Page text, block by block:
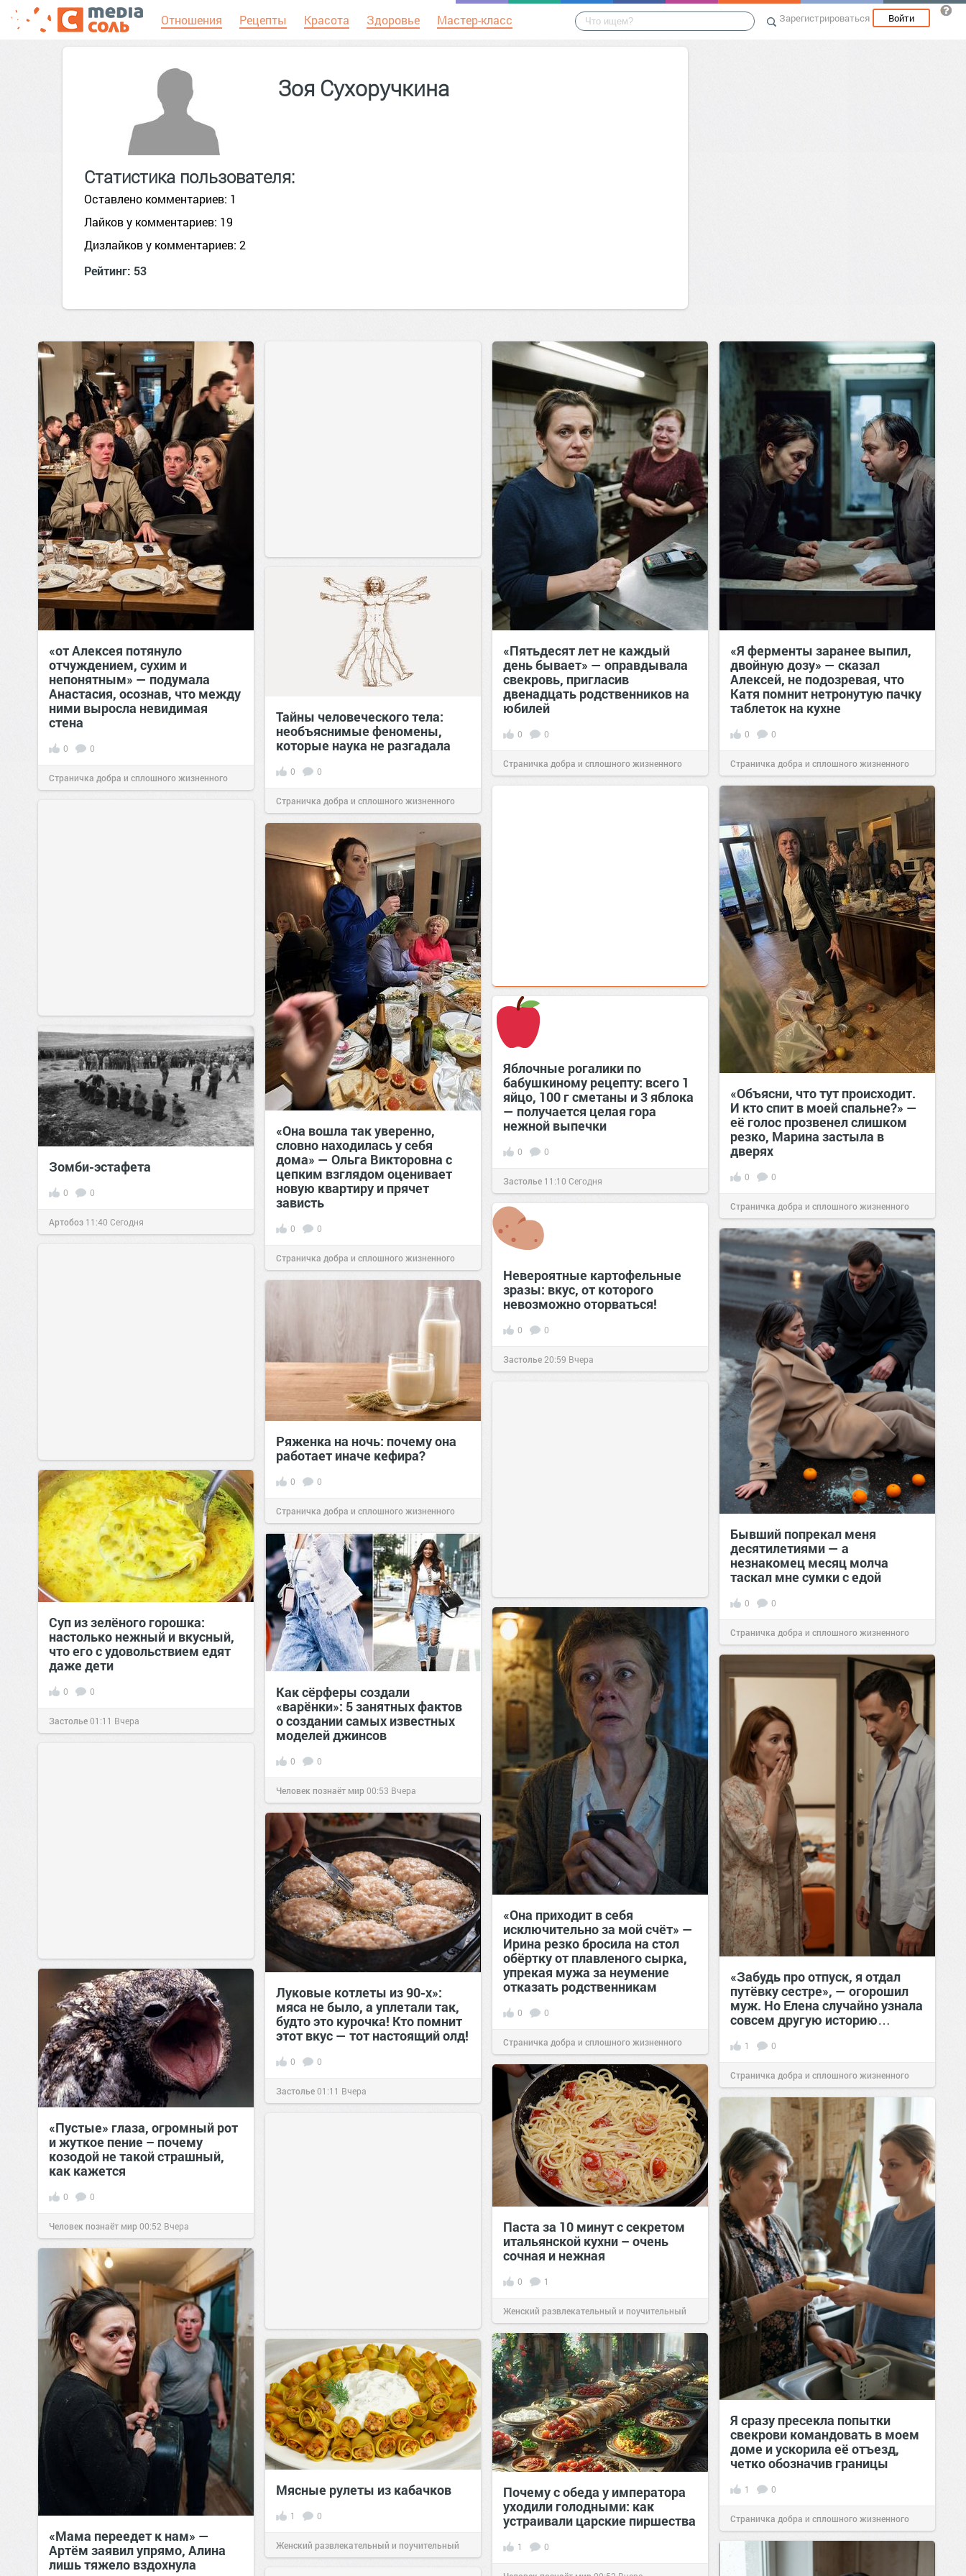
Отношения Рецепты Красота Здоровье Мастер-класс Зарегистрироваться Войти
Зоя Сухоручкина
Статистика пользователя:
Оставлено комментариев: 1
Лайков у комментариев: 19
Дизлайков у комментариев: 2
Рейтинг: 53
«от Алексея потянуло
отчуждением, сухим и
непонятным» — подумала
Анастасия, осознав, что между
ними выросла невидимая
стена
0 0
Страничка добра и сплошного жизненного
«Пятьдесят лет не каждый
день бывает» — оправдывала
свекровь, пригласив
двенадцать родственников на
юбилей
0 0
Страничка добра и сплошного жизненного
позитива! 09:38 Сегодня
«Я ферменты заранее выпил,
двойную дозу» — сказал
Алексей, не подозревая, что
Катя помнит нетронутую пачку
таблеток на кухне
0 0
Страничка добра и сплошного жизненного
позитива!07:38Сегодня
Тайны человеческого тела:
необъяснимые феномены,
которые наука не разгадала
0 0
Страничка добра и сплошного жизненного
позитива!11:38Сегодня
«Объясни, что тут происходит.
И кто спит в моей спальне?» —
её голос прозвенел слишком
резко, Марина застыла в
дверях
0 0
Страничка добра и сплошного жизненного
позитива!11:38Сегодня
«Она вошла так уверенно,
словно находилась у себя
дома» — Ольга Викторовна с
цепким взглядом оценивает
новую квартиру и прячет
зависть
0 0
Страничка добра и сплошного жизненного
позитива!11:38Сегодня
Яблочные рогалики по
бабушкиному рецепту: всего 1
яйцо, 100 г сметаны и 3 яблока
— получается целая гора
нежной выпечки
0 0
Застолье 11:10 Сегодня
Зомби-эстафета
0 0
Артобоз 11:40 Сегодня
Невероятные картофельные
зразы: вкус, от которого
невозможно оторваться!
0 0
Застолье 20:59 Вчера
Бывший попрекал меня
десятилетиями — а
незнакомец месяц молча
таскал мне сумки с едой
0 0
Страничка добра и сплошного жизненного
позитива!00:28Вчера
Ряженка на ночь: почему она
работает иначе кефира?
0 0
Страничка добра и сплошного жизненного
позитива!00:28Вчера
Суп из зелёного горошка:
настолько нежный и вкусный,
что его с удовольствием едят
даже дети
0 0
Застолье01:11 Вчера
Как сёрферы создали
«варёнки»: 5 занятных фактов
о создании самых известных
моделей джинсов
0 0
Человек познаёт мир00:53 Вчера
«Она приходит в себя
исключительно за мой счёт» —
Ирина резко бросила на стол
обёртку от плавленого сырка,
упрекая мужа за неумение
отказать родственникам
0 0
Страничка добра и сплошного жизненного
позитива!00:28Вчера
«Забудь про отпуск, я отдал
путёвку сестре», — огорошил
муж. Но Елена случайно узнала
совсем другую историю…
1 0
Страничка добра и сплошного жизненного
позитива!00:28Вчера
Луковые котлеты из 90-х»:
мяса не было, а уплетали так,
будто это курочка! Кто помнит
этот вкус — тот настоящий олд!
0 0
Застолье01:11 Вчера
«Пустые» глаза, огромный рот
и жуткое пение – почему
козодой не такой страшный,
как кажется
0 0
Человек познаёт мир00:52 Вчера
Паста за 10 минут с секретом
итальянской кухни – очень
сочная и нежная
0 1
Женский развлекательный и поучительный
сайт.23:4006 авг 2026
Я сразу пресекла попытки
свекрови командовать в моем
доме и ускорила её отъезд,
четко обозначив границы
1 0
Страничка добра и сплошного жизненного
позитива!00:28Вчера
«Мама переедет к нам» —
Артём заявил упрямо, Алина
лишь тяжело вздохнула
Почему с обеда у императора
уходили голодными: как
устраивали царские пиршества
1 0
Мясные рулеты из кабачков
1 0
Женский развлекательный и поучительный